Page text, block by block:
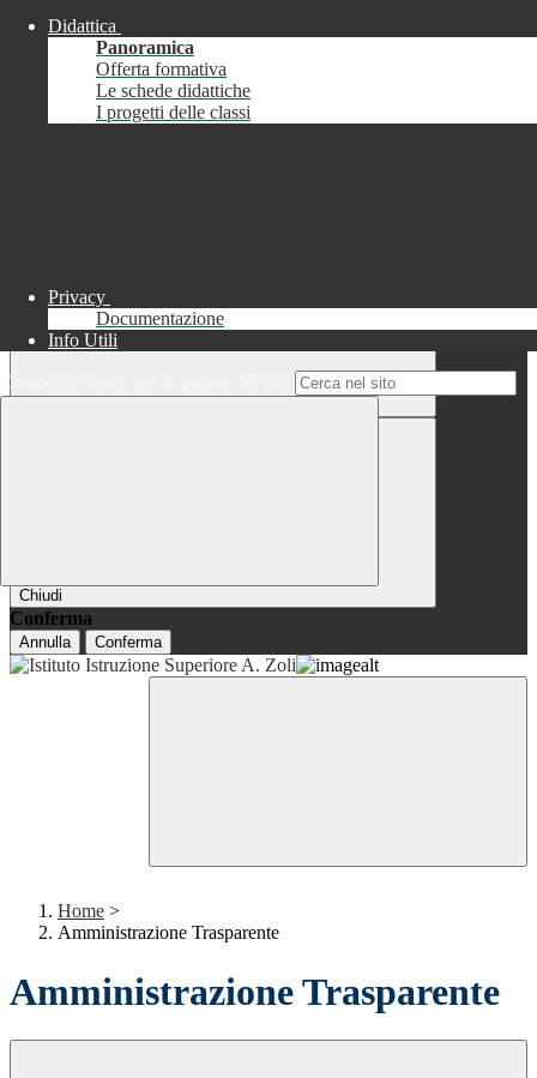
Chiudi
Informazione
Chiudi
Conferma
Annulla Conferma
Didattica
Panoramica
Offerta formativa
Le schede didattiche
I progetti delle classi
Privacy
Documentazione
Info Utili
Campo di ricerca per le pagine del sito
Home >
Amministrazione Trasparente
Amministrazione Trasparente